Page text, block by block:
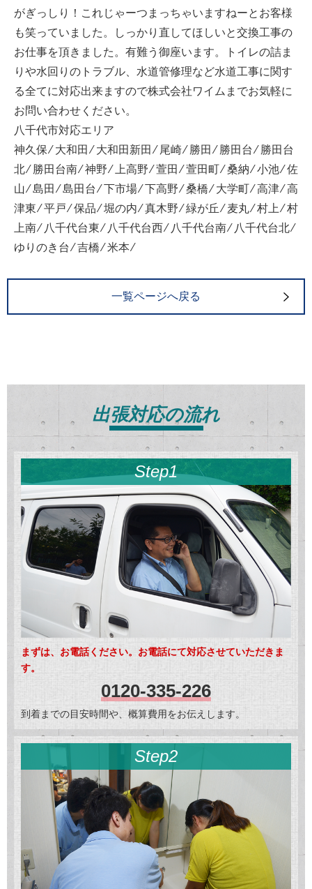
がぎっしり！これじゃーつまっちゃいますねーとお客様
も笑っていました。しっかり直してほしいと交換工事の
お仕事を頂きました。有難う御座います。トイレの詰ま
りや水回りのトラブル、水道管修理など水道工事に関す
る全てに対応出来ますので株式会社ワイムまでお気軽に
お問い合わせください。
八千代市対応エリア
神久保 ⁄ 大和田 ⁄ 大和田新田 ⁄ 尾崎 ⁄ 勝田 ⁄ 勝田台 ⁄ 勝田台
北 ⁄ 勝田台南 ⁄ 神野 ⁄ 上高野 ⁄ 萱田 ⁄ 萱田町 ⁄ 桑納 ⁄ 小池 ⁄ 佐
山 ⁄ 島田 ⁄ 島田台 ⁄ 下市場 ⁄ 下高野 ⁄ 桑橋 ⁄ 大学町 ⁄ 高津 ⁄ 高
津東 ⁄ 平戸 ⁄ 保品 ⁄ 堀の内 ⁄ 真木野 ⁄ 緑が丘 ⁄ 麦丸 ⁄ 村上 ⁄ 村
上南 ⁄ 八千代台東 ⁄ 八千代台西 ⁄ 八千代台南 ⁄ 八千代台北 ⁄
ゆりのき台 ⁄ 吉橋 ⁄ 米本 ⁄
一覧ページへ戻る
出張対応の流れ
Step1
まずは、お電話ください。お電話にて対応させていただきま
す。
0120-335-226
到着までの目安時間や、概算費用をお伝えします。
Step2